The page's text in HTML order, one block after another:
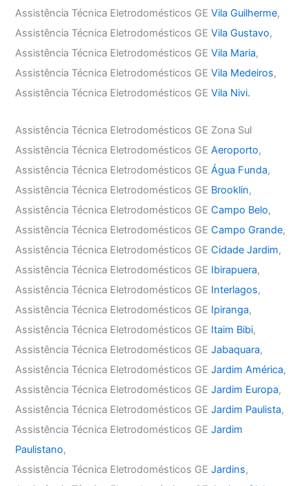
Assistência Técnica Eletrodomésticos GEVila Guilherme,
Assistência Técnica Eletrodomésticos GEVila Gustavo,
Assistência Técnica Eletrodomésticos GEVila Maria,
Assistência Técnica Eletrodomésticos GEVila Medeiros,
Assistência Técnica Eletrodomésticos GEVila Nivi.
Assistência Técnica Eletrodomésticos GE Zona Sul
Assistência Técnica Eletrodomésticos GEAeroporto,
Assistência Técnica Eletrodomésticos GEÁgua Funda,
Assistência Técnica Eletrodomésticos GE Brooklin,
Assistência Técnica Eletrodomésticos GECampo Belo,
Assistência Técnica Eletrodomésticos GECampo Grande,
Assistência Técnica Eletrodomésticos GECidade Jardim,
Assistência Técnica Eletrodomésticos GE Ibirapuera,
Assistência Técnica Eletrodomésticos GE Interlagos,
Assistência Técnica Eletrodomésticos GE Ipiranga,
Assistência Técnica Eletrodomésticos GE Itaim Bibi,
Assistência Técnica Eletrodomésticos GEJabaquara,
Assistência Técnica Eletrodomésticos GEJardim América,
Assistência Técnica Eletrodomésticos GEJardim Europa,
Assistência Técnica Eletrodomésticos GEJardim Paulista,
Assistência Técnica Eletrodomésticos GEJardim
Paulistano,
Assistência Técnica Eletrodomésticos GEJardins,